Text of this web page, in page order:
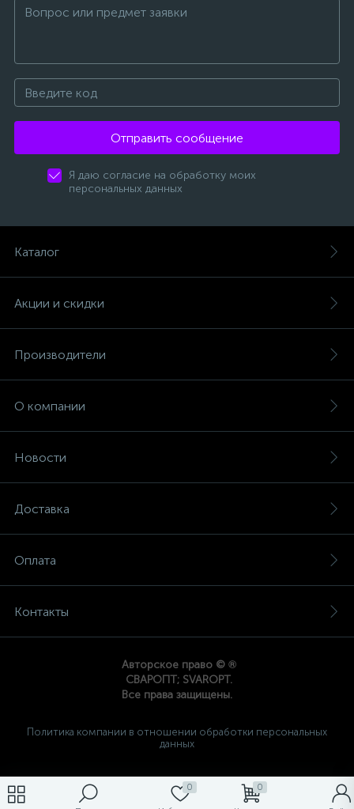
0 0
Отправить сообщение
Я даю согласие на обработку моих
персональных данных
Каталог
Акции и скидки
Производители
О компании
Новости
Доставка
Оплата
Контакты
Авторское право © ®
СВАРОПТ; SVAROPT.
Все права защищены.
Политика компании в отношении обработки персональных
данных